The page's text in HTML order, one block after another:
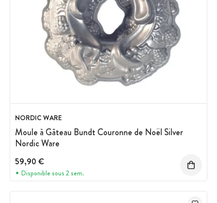
NORDIC WARE
Moule à Gâteau Bundt Couronne de Noël Silver
Nordic Ware
59,90 €
Disponible sous 2 sem.